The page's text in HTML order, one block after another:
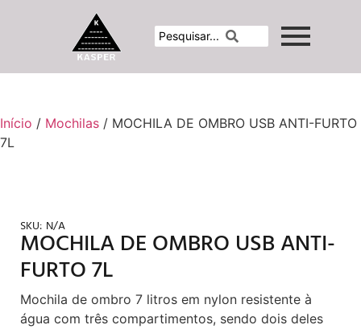
Início / Mochilas / MOCHILA DE OMBRO USB ANTI-FURTO
7L
SKU: N/A
MOCHILA DE OMBRO USB ANTI-
FURTO 7L
Mochila de ombro 7 litros em nylon resistente à
água com três compartimentos, sendo dois deles